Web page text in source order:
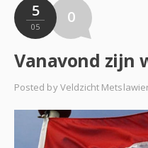
5
05
0
Posted by Veldzicht